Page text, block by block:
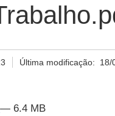
Última modificação: 18/
— 6.4 MB